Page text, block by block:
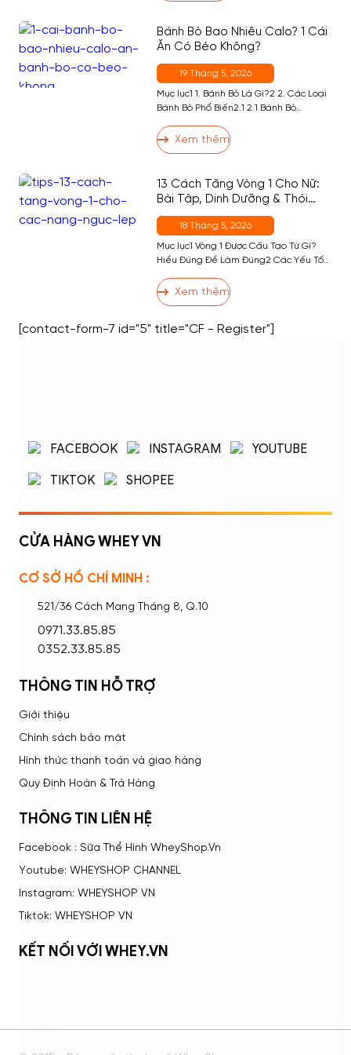
Cách Ăn […]
Bánh Bò Bao Nhiêu Calo? 1 Cái
Ăn Có Béo Không?
19 Tháng 5, 2026
Mục lục1 1. Bánh Bò Là Gì?2 2. Các Loại
Bánh Bò Phổ Biến2.1 2.1 Bánh Bò
Bò Sữa Nướng2.4 2.4 Bánh Bò Dừa3 3.
Ăn Bánh Bò Có Tốt Không?4 4. Bánh Bò
Theo Khẩu Phần5 5. Ăn Bánh Bò […]
Xem thêm
13 Cách Tăng Vòng 1 Cho Nữ:
Bài Tập, Dinh Dưỡng & Thói
Quen Hiệu Quả Nhất
18 Tháng 5, 2026
Mục lục1 Vòng 1 Được Cấu Tạo Từ Gì?
Hiểu Đúng Để Làm Đúng2 Các Yếu Tố
Cách Tăng Vòng 1 Hiệu Quả3.1 Nhóm 1:
Bài Tập Phát Triển Cơ Ngực3.2 Nhóm 2:
Nhóm 3: Thói Quen và Kỹ Thuật […]
Xem thêm
Nhập tên đăng nhập/email và mật khẩu để
Ghi nhớ mật khẩu
[contact-form-7 id="5" title="CF - Register"]
FACEBOOK INSTAGRAM
YOUTUBE
TIKTOK
SHOPEE
CỬA HÀNG WHEY VN
CƠ SỞ HỒ CHÍ MINH :
521/36 Cách Mạng Tháng 8, Q.10
0971.33.85.85
0352.33.85.85
THÔNG TIN HỖ TRỢ
Giới thiệu
Chính sách bảo mật
Hình thức thanh toán và giao hàng
Quy Định Hoàn & Trả Hàng
THÔNG TIN LIÊN HỆ
Facebook : Sữa Thể Hình WheyShop.Vn
Youtube: WHEYSHOP CHANNEL
Instagram: WHEYSHOP VN
Tiktok: WHEYSHOP VN
KẾT NỐI VỚI WHEY.VN